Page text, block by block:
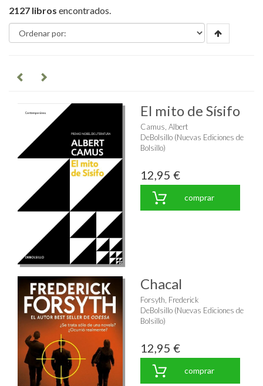
2127 libros encontrados.
El mito de Sísifo
Camus, Albert
DeBolsillo (Nuevas Ediciones de
Bolsillo)
12,95 €
comprar
Chacal
Forsyth, Frederick
DeBolsillo (Nuevas Ediciones de
Bolsillo)
12,95 €
comprar